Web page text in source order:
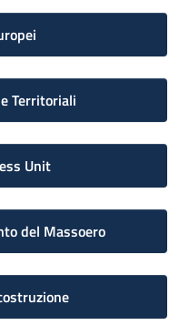
Territoriali
Unit
del Massoero